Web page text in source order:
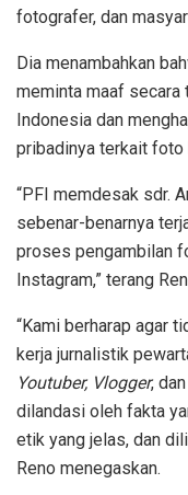
fotografer, dan
Dia menambahkan
meminta maaf secara
Indonesia dan
pribadinya terkait foto
“PFI memdesak sdr.
sebenar-benarnya
proses pengambilan
Instagram,” terang
“Kami berharap agar
kerja jurnalistik
Youtuber, Vlogger,
dilandasi oleh fakta
etik yang jelas, dan
Reno menegaskan.